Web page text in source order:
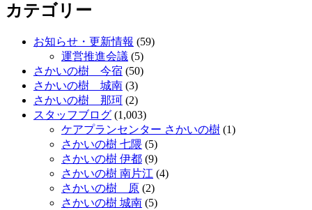
カテゴリー
お知らせ・更新情報 (59)
運営推進会議 (5)
さかいの樹 今宿 (50)
さかいの樹 城南 (3)
さかいの樹 那珂 (2)
スタッフブログ (1,003)
ケアプランセンター さかいの樹 (1)
さかいの樹 七隈 (5)
さかいの樹 伊都 (9)
さかいの樹 南片江 (4)
さかいの樹 原 (2)
さかいの樹 城南 (5)